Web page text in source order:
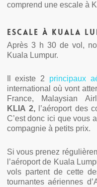
comprend une escale à
Escale à Kuala
Après 3 h 30 de vol,
Kuala Lumpur.
Il existe 2 principaux
international où vont
France, Malaysian
KLIA 2,l’aéroport des
C’est donc ici que vous
compagnie à petits prix.
Si vous prenez
l’aéroport de Kuala
vols partent de cette
tournantes aériennes